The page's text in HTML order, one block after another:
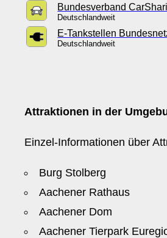
Bundesverband
Deutschlandweit
E-Tankstellen
Deutschlandweit
Attraktionen in der
Einzel-Informationen über
Burg Stolberg
Aachener Rathaus
Aachener Dom
Aachener Tierpark